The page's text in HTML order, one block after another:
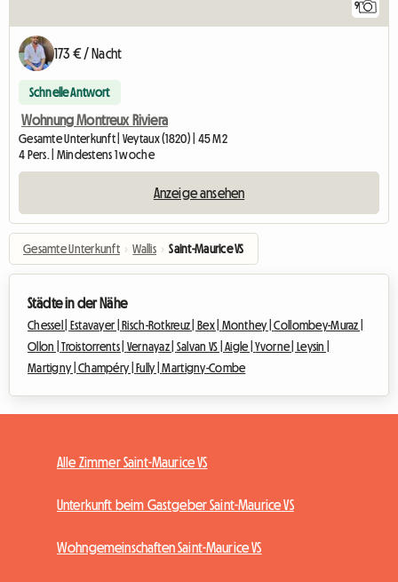
9
173 € / Nacht
Schnelle Antwort
Wohnung Montreux Riviera
Gesamte Unterkunft | Veytaux (1820) | 45 M2
4 Pers. | Mindestens 1 woche
Anzeige ansehen
Gesamte Unterkunft › Wallis › Saint-Maurice VS
Städte in der Nähe
Chessel | Estavayer | Risch-Rotkreuz | Bex | Monthey |Collombey-Muraz |
Ollon |Troistorrents | Vernayaz | Salvan VS |Aigle |Yvorne |
Leysin |
Martigny |Champéry | Fully |Martigny-Combe
Alle Zimmer Saint-Maurice VS
Unterkunft beim Gastgeber Saint-Maurice VS
Wohngemeinschaften Saint-Maurice VS